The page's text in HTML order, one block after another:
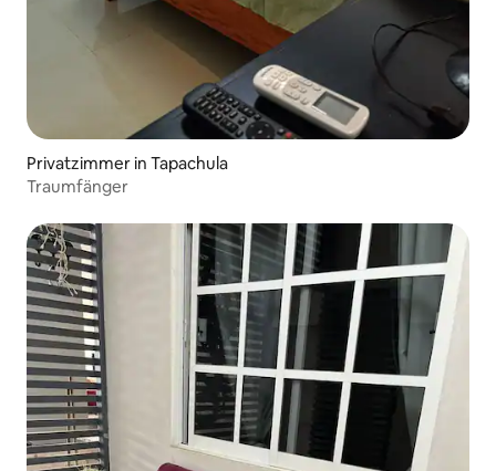
Privatzimmer in Tapachula
Traumfänger